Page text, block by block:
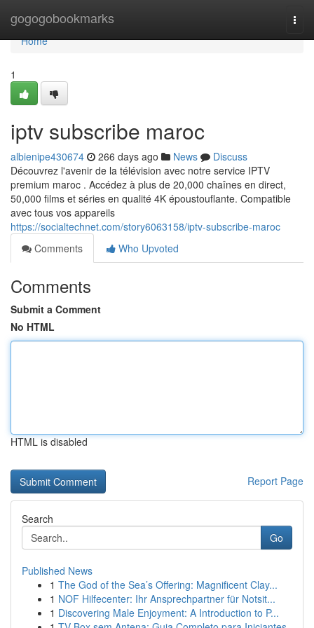
gogogobookmarks
Home
Home
1
iptv subscribe maroc
albienipe430674 266 days ago News
Discuss
Découvrez l'avenir de la télévision avec notre service IPTV
premium maroc . Accédez à plus de 20,000 chaînes en direct,
50,000 films et séries en qualité 4K époustouflante. Compatible
avec tous vos appareils
https://socialtechnet.com/story6063158/iptv-subscribe-maroc
Comments
Who Upvoted
Comments
Submit a Comment
No HTML
HTML is disabled
Report Page
Search
Go
Published News
1 The God of the Sea’s Offering: Magnificent Clay...
1 NOF Hilfecenter: Ihr Ansprechpartner für Notsit...
1 Discovering Male Enjoyment: A Introduction to P...